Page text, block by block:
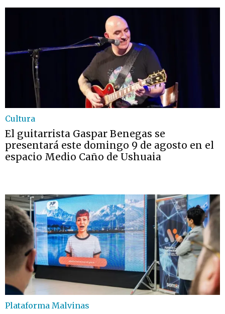
Cultura
El guitarrista Gaspar Benegas se
presentará este domingo 9 de agosto en el
espacio Medio Caño de Ushuaia
Plataforma Malvinas